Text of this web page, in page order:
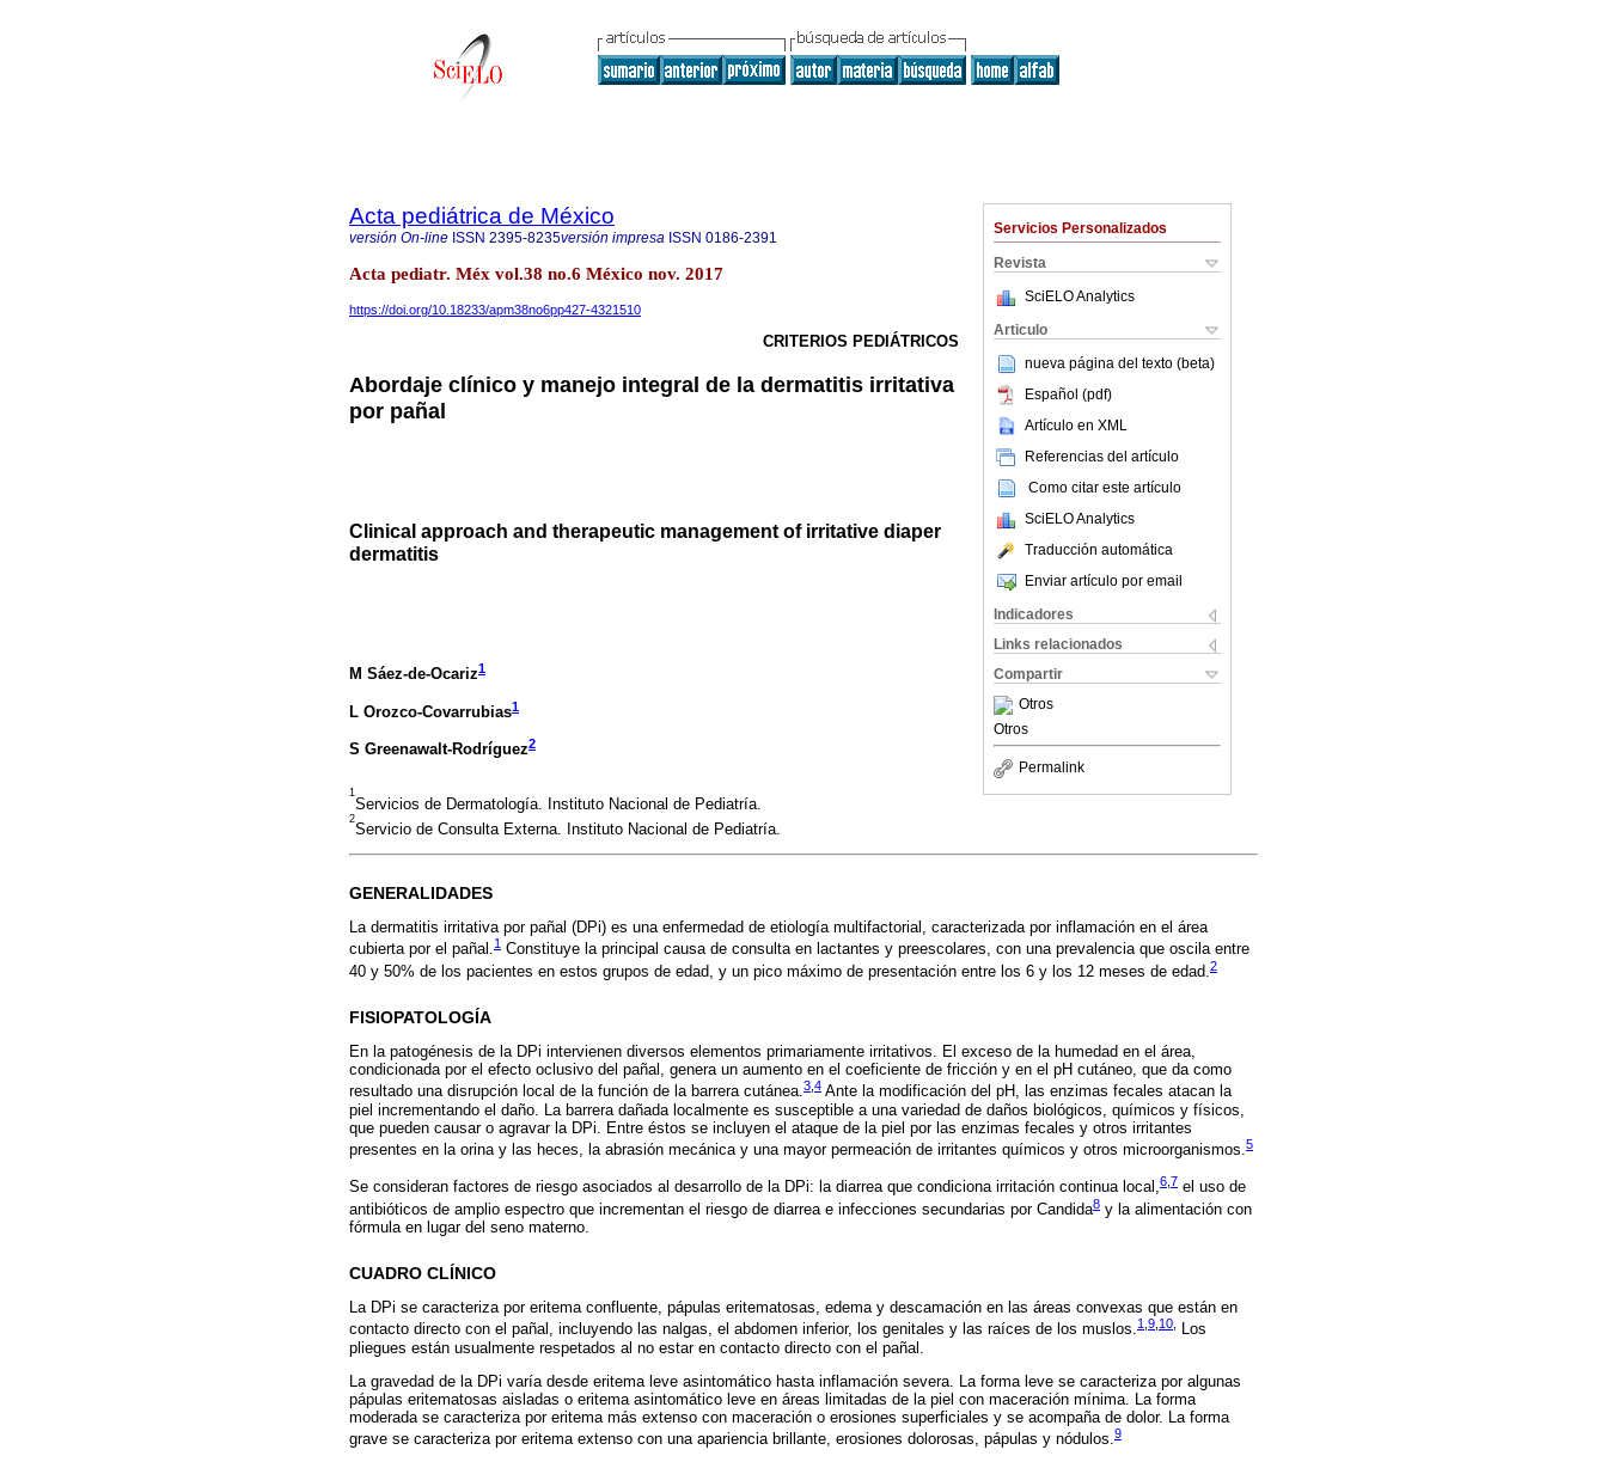
Servicios Personalizados
Revista
SciELO Analytics
Articulo
nueva página del texto (beta)
Español (pdf)
Artículo en XML
Referencias del artículo
Como citar este artículo
SciELO Analytics
Traducción automática
Enviar artículo por email
Indicadores
Links relacionados
Compartir
Otros
Otros
Permalink
Acta pediátrica de México
versión On-line ISSN 2395-8235versión impresa ISSN 0186-2391
Acta pediatr. Méx vol.38 no.6 México nov. 2017
https://doi.org/10.18233/apm38no6pp427-4321510
CRITERIOS PEDIÁTRICOS
Abordaje clínico y manejo integral de la dermatitis irritativa
por pañal
Clinical approach and therapeutic management of irritative diaper
dermatitis
M Sáez-de-Ocariz1
L Orozco-Covarrubias1
S Greenawalt-Rodríguez2
1
Servicios de Dermatología. Instituto Nacional de Pediatría.
2
Servicio de Consulta Externa. Instituto Nacional de Pediatría.
GENERALIDADES
La dermatitis irritativa por pañal (DPi) es una enfermedad de etiología multifactorial, caracterizada por inflamación en el área
cubierta por el pañal.1 Constituye la principal causa de consulta en lactantes y preescolares, con una prevalencia que oscila entre
40 y 50% de los pacientes en estos grupos de edad, y un pico máximo de presentación entre los 6 y los 12 meses de edad.2
FISIOPATOLOGÍA
En la patogénesis de la DPi intervienen diversos elementos primariamente irritativos. El exceso de la humedad en el área,
condicionada por el efecto oclusivo del pañal, genera un aumento en el coeficiente de fricción y en el pH cutáneo, que da como
resultado una disrupción local de la función de la barrera cutánea.3 4 Ante la modificación del pH, las enzimas fecales atacan la
piel incrementando el daño. La barrera dañada localmente es susceptible a una variedad de daños biológicos, químicos y físicos,
que pueden causar o agravar la DPi. Entre éstos se incluyen el ataque de la piel por las enzimas fecales y otros irritantes
presentes en la orina y las heces, la abrasión mecánica y una mayor permeación de irritantes químicos y otros microorganismos.5
Se consideran factores de riesgo asociados al desarrollo de la DPi: la diarrea que condiciona irritación continua local,6 7 el uso de
antibióticos de amplio espectro que incrementan el riesgo de diarrea e infecciones secundarias por Candida8 y la alimentación con
fórmula en lugar del seno materno.
CUADRO CLÍNICO
La DPi se caracteriza por eritema confluente, pápulas eritematosas, edema y descamación en las áreas convexas que están en
contacto directo con el pañal, incluyendo las nalgas, el abdomen inferior, los genitales y las raíces de los muslos.1 9 10
Los
pliegues están usualmente respetados al no estar en contacto directo con el pañal.
La gravedad de la DPi varía desde eritema leve asintomático hasta inflamación severa. La forma leve se caracteriza por algunas
pápulas eritematosas aisladas o eritema asintomático leve en áreas limitadas de la piel con maceración mínima. La forma
moderada se caracteriza por eritema más extenso con maceración o erosiones superficiales y se acompaña de dolor. La forma
grave se caracteriza por eritema extenso con una apariencia brillante, erosiones dolorosas, pápulas y nódulos.9